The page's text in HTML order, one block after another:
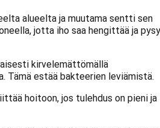
alueelta ja muutama sentti sen
jotta iho saa hengittää ja
kirvelemättömällä
Tämä estää bakteerien leviämistä.
hoitoon, jos tulehdus on pieni ja